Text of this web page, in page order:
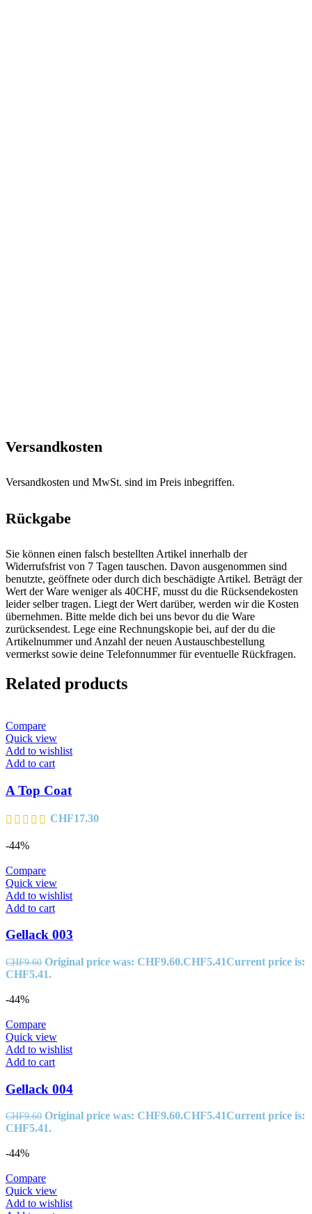
Versandkosten
Versandkosten und MwSt. sind im Preis inbegriffen.
Rückgabe
Sie können einen falsch bestellten Artikel innerhalb der
Widerrufsfrist von 7 Tagen tauschen. Davon ausgenommen sind
benutzte, geöffnete oder durch dich beschädigte Artikel. Beträgt der
Wert der Ware weniger als 40CHF, musst du die Rücksendekosten
leider selber tragen. Liegt der Wert darüber, werden wir die Kosten
übernehmen. Bitte melde dich bei uns bevor du die Ware
zurücksendest. Lege eine Rechnungskopie bei, auf der du die
Artikelnummer und Anzahl der neuen Austauschbestellung
vermerkst sowie deine Telefonnummer für eventuelle Rückfragen.
Related products
Compare
Quick view
Add to wishlist
Add to cart
A Top Coat
CHF17.30
-44%
Compare
Quick view
Add to wishlist
Add to cart
Gellack 003
CHF9.60 Original price was: CHF9.60.CHF5.41Current price is:
CHF5.41.
-44%
Compare
Quick view
Add to wishlist
Add to cart
Gellack 004
CHF9.60 Original price was: CHF9.60.CHF5.41Current price is:
CHF5.41.
-44%
Compare
Quick view
Add to wishlist